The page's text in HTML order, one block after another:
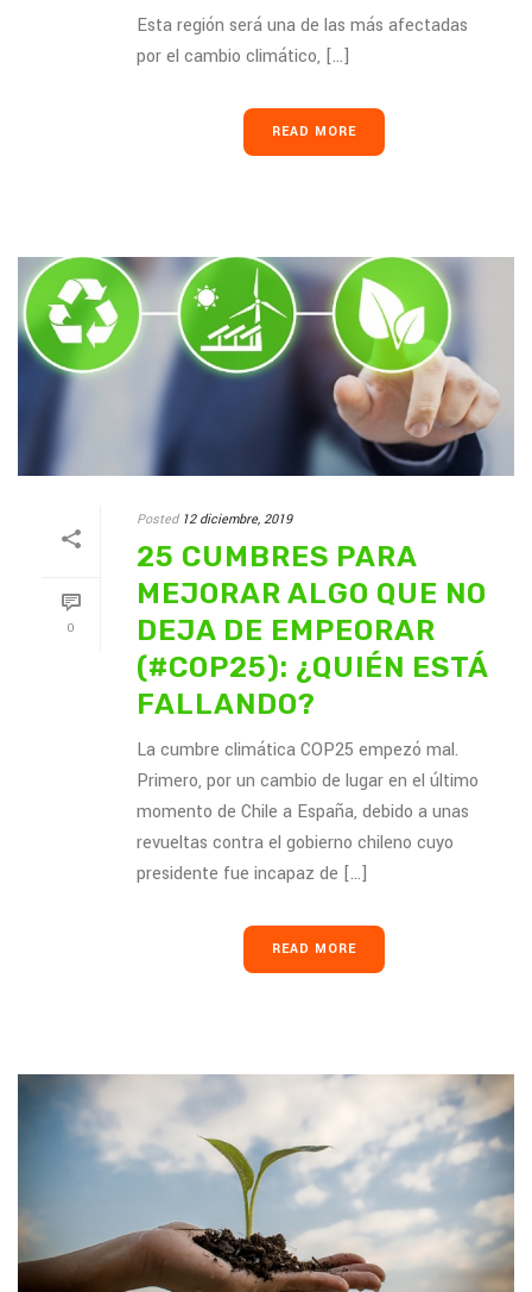
Esta región será una de las más afectadas
por el cambio climático, [...]
READ MORE
0
Posted 12 diciembre, 2019
25 CUMBRES PARA
MEJORAR ALGO QUE NO
DEJA DE EMPEORAR
(#COP25): ¿QUIÉN ESTÁ
FALLANDO?
La cumbre climática COP25 empezó mal.
Primero, por un cambio de lugar en el último
momento de Chile a España, debido a unas
revueltas contra el gobierno chileno cuyo
presidente fue incapaz de [...]
READ MORE